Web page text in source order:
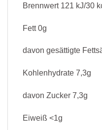
Brennwert 121 kJ/30
Fett 0g
davon gesättigte
Kohlenhydrate 7,3g
davon Zucker 7,3g
Eiweiß <1g